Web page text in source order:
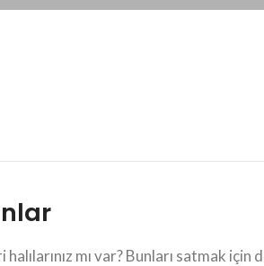
mı var? Bunları satmak